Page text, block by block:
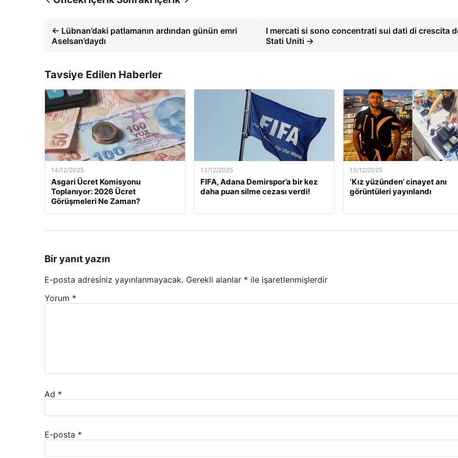
← Lübnan’daki patlamanın ardından günün emri
Aselsan’daydı
I mercati si sono concentrati sui dati di crescita
Stati Uniti →
Tavsiye Edilen Haberler
14/12/2025
Asgari Ücret Komisyonu
Toplanıyor: 2026 Ücret
Görüşmeleri Ne Zaman?
13/12/2025
FIFA, Adana Demirspor’a bir kez
daha puan silme cezası verdi!
13/12/2025
‘Kız yüzünden’ cinayet anı
görüntüleri yayınlandı
Bir yanıt yazın
E-posta adresiniz yayınlanmayacak. Gerekli alanlar * ile işaretlenmişlerdir
Yorum *
Ad *
E-posta *